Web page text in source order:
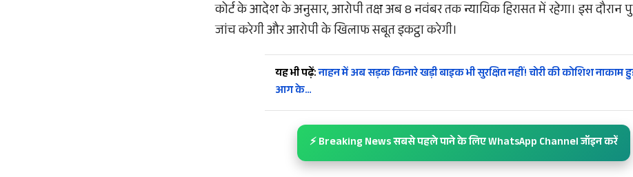
कोर्ट के आदेश के अनुसार, आरोपी तक्ष अब 8 नवंबर तक न्यायिक हिरासत में रहेगा। इस दौरान
जांच करेगी और आरोपी के खिलाफ सबूत इकट्ठा करेगी।
यह भी पढ़ें:नाहन में अब सड़क किनारे खड़ी बाइक भी सुरक्षित नहीं! चोरी की कोशिश नाकाम
आग के…
⚡ Breaking News सबसे पहले पाने के लिए WhatsApp Channel जॉइन करें